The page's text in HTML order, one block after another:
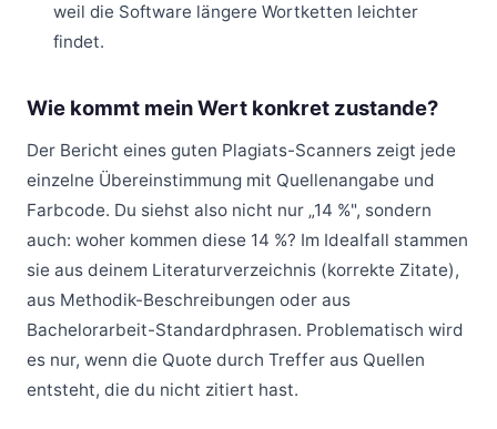
weil die Software längere Wortketten leichter
findet.
Wie kommt mein Wert konkret zustande?
Der Bericht eines guten Plagiats-Scanners zeigt jede
einzelne Übereinstimmung mit Quellenangabe und
Farbcode. Du siehst also nicht nur „14 %", sondern
auch: woher kommen diese 14 %? Im Idealfall stammen
sie aus deinem Literaturverzeichnis (korrekte Zitate),
aus Methodik-Beschreibungen oder aus
Bachelorarbeit-Standardphrasen. Problematisch wird
es nur, wenn die Quote durch Treffer aus Quellen
entsteht, die du nicht zitiert hast.